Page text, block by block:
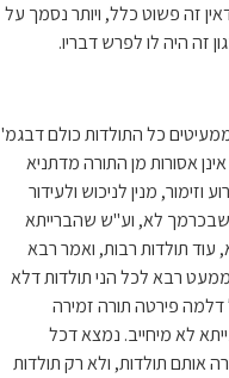
זה פשוט כלל, ויותר נסמך על
זה היה לו לפרש דבריו.
כל התולדות כולם דבגמ'
אסורות מן התורה מדתניא
מנין לניכוש ולעידור
לא, וע"ש שהברייתא
תולדות רבות, ואמר רבא
רבא לכל הני תולדות דלא
פירטה תורה זמירה
לא מיחייב. נמצא דכל
תולדות, ולא רק תולדות